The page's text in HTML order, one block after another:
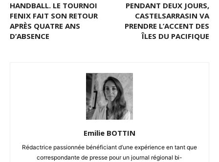
HANDBALL. LE TOURNOI
FENIX FAIT SON RETOUR
APRÈS QUATRE ANS
D’ABSENCE
PENDANT DEUX JOURS,
CASTELSARRASIN VA
PRENDRE L’ACCENT DES
ÎLES DU PACIFIQUE
Emilie BOTTIN
Rédactrice passionnée bénéficiant d’une expérience en tant que
correspondante de presse pour un journal régional bi-